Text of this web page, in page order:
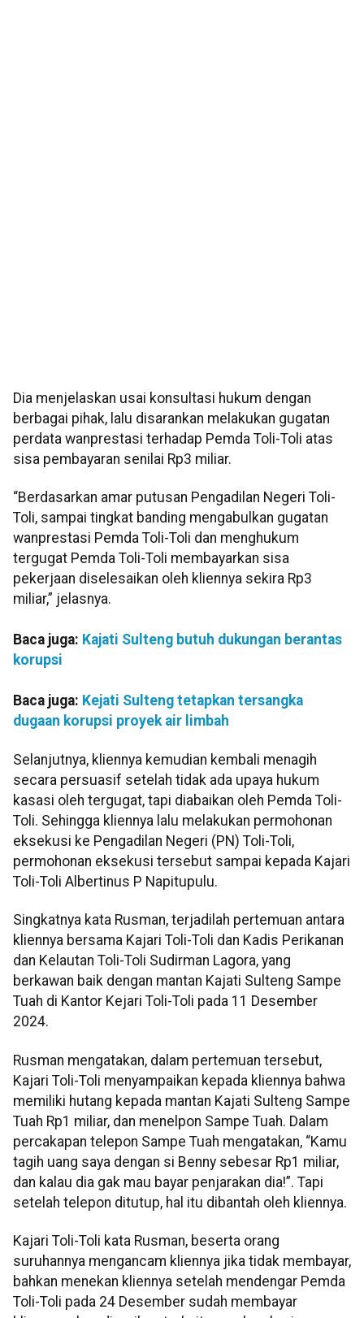
Dia menjelaskan usai konsultasi hukum dengan
berbagai pihak, lalu disarankan melakukan gugatan
perdata wanprestasi terhadap Pemda Toli-Toli atas
sisa pembayaran senilai Rp3 miliar.
“Berdasarkan amar putusan Pengadilan Negeri Toli-
Toli, sampai tingkat banding mengabulkan gugatan
wanprestasi Pemda Toli-Toli dan menghukum
tergugat Pemda Toli-Toli membayarkan sisa
pekerjaan diselesaikan oleh kliennya sekira Rp3
miliar,” jelasnya.
Baca juga: Kajati Sulteng butuh dukungan berantas
korupsi
Baca juga: Kejati Sulteng tetapkan tersangka
dugaan korupsi proyek air limbah
Selanjutnya, kliennya kemudian kembali menagih
secara persuasif setelah tidak ada upaya hukum
kasasi oleh tergugat, tapi diabaikan oleh Pemda Toli-
Toli. Sehingga kliennya lalu melakukan permohonan
eksekusi ke Pengadilan Negeri (PN) Toli-Toli,
permohonan eksekusi tersebut sampai kepada Kajari
Toli-Toli Albertinus P Napitupulu.
Singkatnya kata Rusman, terjadilah pertemuan antara
kliennya bersama Kajari Toli-Toli dan Kadis Perikanan
dan Kelautan Toli-Toli Sudirman Lagora, yang
berkawan baik dengan mantan Kajati Sulteng Sampe
Tuah di Kantor Kejari Toli-Toli pada 11 Desember
2024.
Rusman mengatakan, dalam pertemuan tersebut,
Kajari Toli-Toli menyampaikan kepada kliennya bahwa
memiliki hutang kepada mantan Kajati Sulteng Sampe
Tuah Rp1 miliar, dan menelpon Sampe Tuah. Dalam
percakapan telepon Sampe Tuah mengatakan, “Kamu
tagih uang saya dengan si Benny sebesar Rp1 miliar,
dan kalau dia gak mau bayar penjarakan dia!”. Tapi
setelah telepon ditutup, hal itu dibantah oleh kliennya.
Kajari Toli-Toli kata Rusman, beserta orang
suruhannya mengancam kliennya jika tidak membayar,
bahkan menekan kliennya setelah mendengar Pemda
Toli-Toli pada 24 Desember sudah membayar